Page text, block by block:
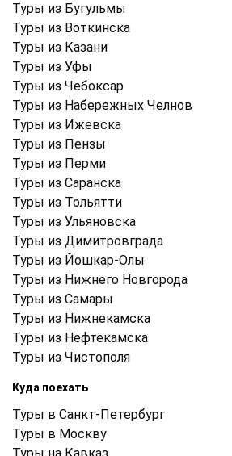
Туры из Бугульмы
Туры из Воткинска
Туры из Казани
Туры из Уфы
Туры из Чебоксар
Туры из Набережных Челнов
Туры из Ижевска
Туры из Пензы
Туры из Перми
Туры из Саранска
Туры из Тольятти
Туры из Ульяновска
Туры из Димитровграда
Туры из Йошкар-Олы
Туры из Нижнего Новгорода
Туры из Самары
Туры из Нижнекамска
Туры из Нефтекамска
Туры из Чистополя
Куда поехать
Туры в Санкт-Петербург
Туры в Москву